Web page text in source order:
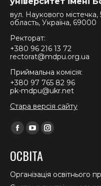
вул. Наукового
область, Україна, 69000
Ректорат:
+380 96 216 13 72
rectorat@mdpu.org.ua
Приймальна комісія:
+380 97 765 82 96
pk-mdpu@ukr.net
Стара версія сайту
Find us on:
Facebook
opens
in
YouTube
opens
in
Instagram
in
ОСВІТА
Організація освітнього